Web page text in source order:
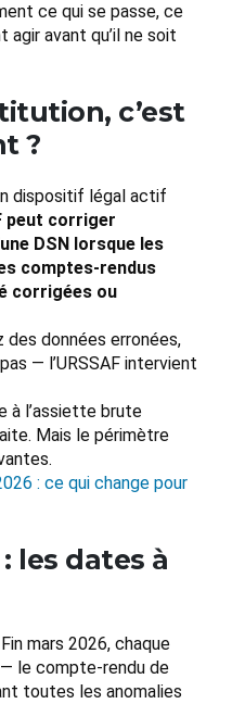
ce qui se passe, ce
agir avant qu’il ne soit
c’est
?
dispositif légal actif
peut corriger
DSN lorsque les
comptes-rendus
corrigées ou
données erronées,
— l’URSSAF intervient
à l’assiette brute
Mais le périmètre
: ce qui change pour
les dates à
mars 2026, chaque
le compte-rendu de
toutes les anomalies